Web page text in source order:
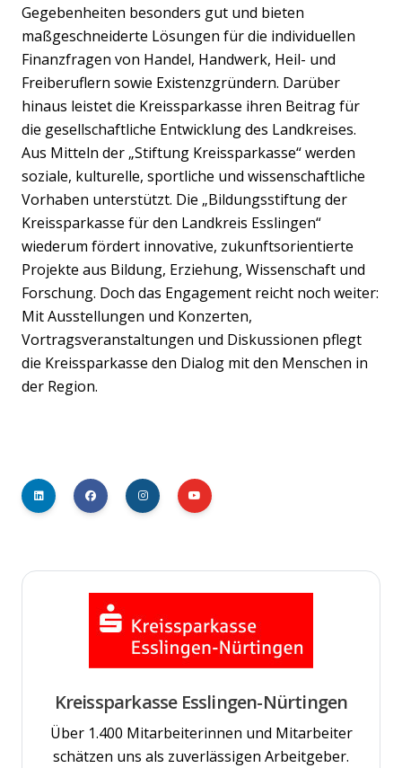
Gegebenheiten besonders gut und bieten
maßgeschneiderte Lösungen für die individuellen
Finanzfragen von Handel, Handwerk, Heil- und
Freiberuflern sowie Existenzgründern. Darüber
hinaus leistet die Kreissparkasse ihren Beitrag für
die gesellschaftliche Entwicklung des Landkreises.
Aus Mitteln der „Stiftung Kreissparkasse“ werden
soziale, kulturelle, sportliche und wissenschaftliche
Vorhaben unterstützt. Die „Bildungsstiftung der
Kreissparkasse für den Landkreis Esslingen“
wiederum fördert innovative, zukunftsorientierte
Projekte aus Bildung, Erziehung, Wissenschaft und
Forschung. Doch das Engagement reicht noch weiter:
Mit Ausstellungen und Konzerten,
Vortragsveranstaltungen und Diskussionen pflegt
die Kreissparkasse den Dialog mit den Menschen in
der Region.
Kreissparkasse Esslingen-Nürtingen
Über 1.400 Mitarbeiterinnen und Mitarbeiter
schätzen uns als zuverlässigen Arbeitgeber.